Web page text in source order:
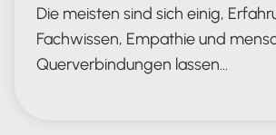
Die meisten sind sich einig,
Fachwissen, Empathie und
Querverbindungen lassen…